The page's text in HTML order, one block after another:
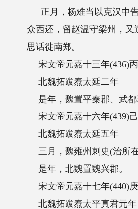
难当以克汉中告捷于魏，送雍州
留赵温守梁州，又遣其魏兴太守
嘉十三年(436)丙子
焘太延二年
置平秦郡、武都郡。
嘉十六年(439)己多口
焘太延五年
雍州刺史(治所在长安)葛那攻宋
魏置魏兴郡。
嘉十七年(440)庚辰
焘太平真君元年